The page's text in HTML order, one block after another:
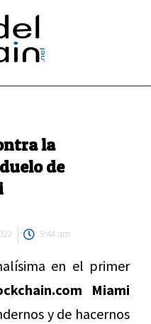
la
de
9:44 am
en el primer
Miami
y de hacernos